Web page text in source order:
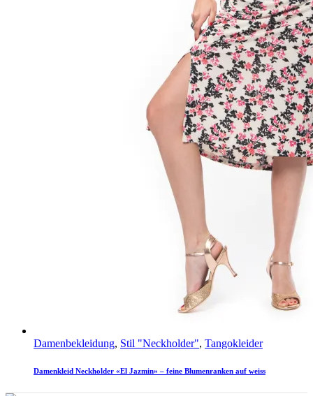
Damenbekleidung, Stil "Neckholder", Tangokleider
Damenkleid Neckholder «El Jazmin» – feine Blumenranken auf weiss